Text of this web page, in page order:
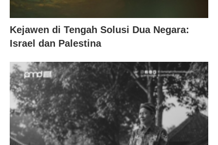
Kejawen di Tengah Solusi Dua Negara:
Israel dan Palestina